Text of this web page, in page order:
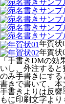
年賀状
年賀状
「手書きDMの効
いし、外注する
のみ手書きにす
書きで書いて、
手書きよりは反響
もに印刷文字よ